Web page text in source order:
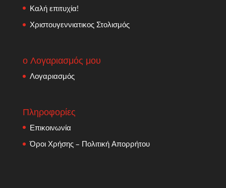
Καλή επιτυχία!
Χριστουγεννιατικος Στολισμός
ο Λογαριασμός μου
Λογαριασμός
Πληροφορίες
Επικοινωνία
Όροι Χρήσης – Πολιτική Απορρήτου